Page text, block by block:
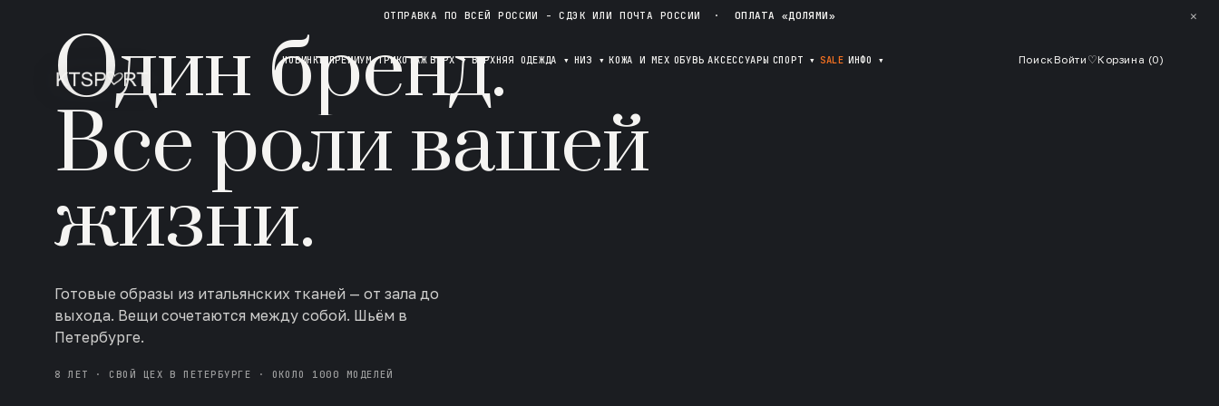
ОТПРАВКА ПО ВСЕЙ РОССИИ - СДЭК ИЛИ ПОЧТА РОССИИ · ОПЛАТА «ДОЛЯМИ» ✕
НОВИНКИ ПРЕМИУМ ТРИКОТАЖ ВЕРХ▾ ВЕРХНЯЯ ОДЕЖДА ▾ НИЗ ▾ КОЖА И МЕХ ОБУВЬ АКСЕССУАРЫ СПОРТ ▾ SALE ИНФО ▾ ПоискВойти ♡Корзина (0)
Один бренд.
Все роли вашей
жизни.
Готовые образы из итальянских тканей — от зала до
выхода. Вещи сочетаются между собой. Шьём в
Петербурге.
8 ЛЕТ · СВОЙ ЦЕХ В ПЕТЕРБУРГЕ · ОКОЛО 1000 МОДЕЛЕЙ